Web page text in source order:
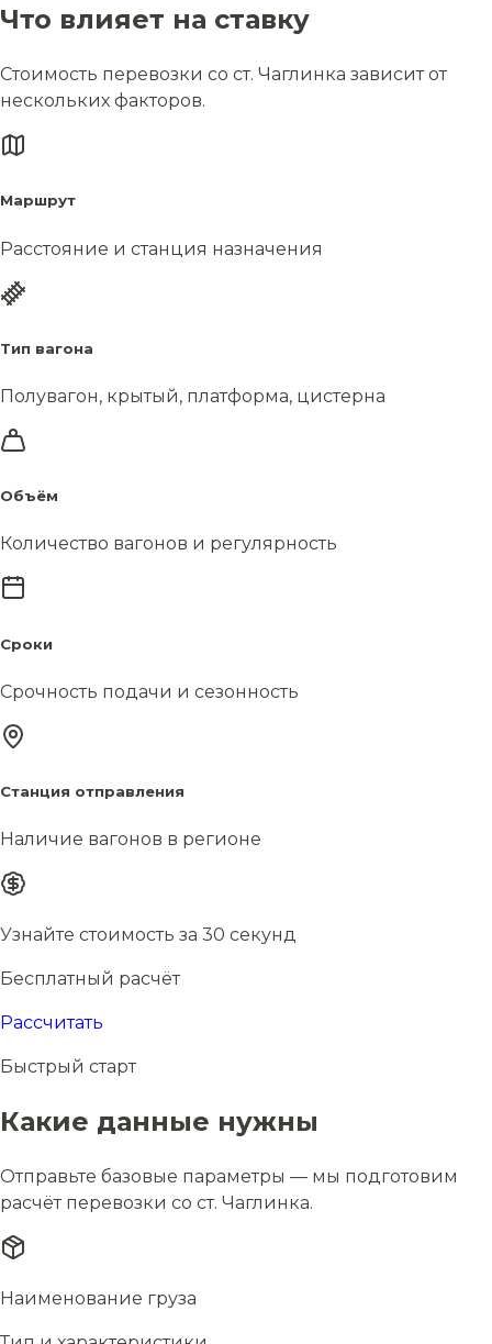
Что влияет на ставку
Стоимость перевозки со ст. Чаглинка зависит от
нескольких факторов.
Маршрут
Расстояние и станция назначения
Тип вагона
Полувагон, крытый, платформа, цистерна
Объём
Количество вагонов и регулярность
Сроки
Срочность подачи и сезонность
Станция отправления
Наличие вагонов в регионе
Узнайте стоимость за 30 секунд
Бесплатный расчёт
Рассчитать
Быстрый старт
Какие данные нужны
Отправьте базовые параметры — мы подготовим
расчёт перевозки со ст. Чаглинка.
Наименование груза